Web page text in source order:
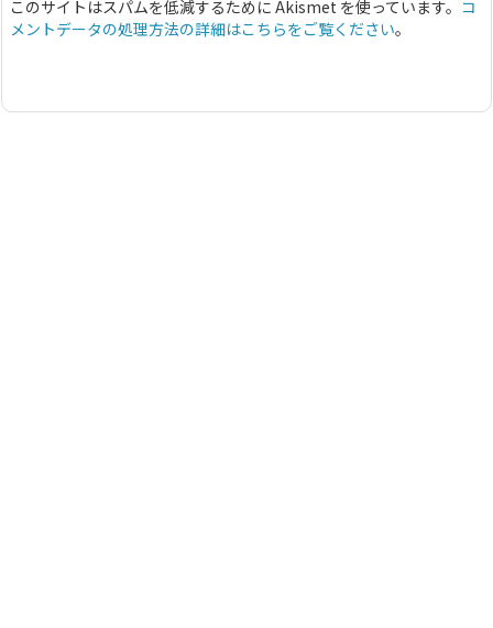
このサイトはスパムを低減するために Akismet を使っています。 コ
メントデータの処理方法の詳細はこちらをご覧ください。